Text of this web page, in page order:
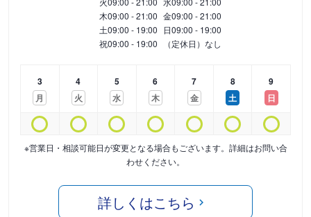
木09:00 - 21:00 金09:00 - 21:00
土09:00 - 19:00 日09:00 - 19:00
祝09:00 - 19:00 （定休日）なし
3
月
4
火
5
水
6
木
7
金
8
土
9
日
※営業日・相談可能日が変更となる場合もございます。詳細はお問い合
わせください。
詳しくはこちら